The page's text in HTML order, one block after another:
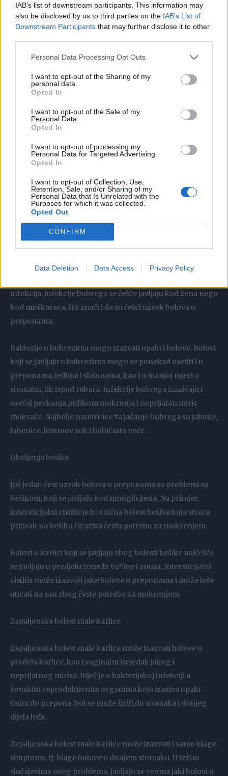
IAB’s list of downstream participants. This information may
also be disclosed by us to third parties on the IAB’s List of
Downstream Participants that may further disclose it to other
Personal Data Processing Opt Outs
I want to opt-out of the Sharing of my
personal data.
Opted In
I want to opt-out of the Sale of my
Personal Data.
Opted In
I want to opt-out of processing my
Personal Data for Targeted Advertising.
Opted In
I want to opt-out of Collection, Use,
Retention, Sale, and/or Sharing of my
Personal Data that Is Unrelated with the
Purposes for which it was collected.
Opted Out
CONFIRM
Data Deletion Data Access Privacy Policy
muškaraca i da izazovu iste simptome, mnogo su češće
kod žena. Ako je reč o urinarnoj infekciji, bol u preponama
Osim bolova u donjem stomaku, javlja se i česta potreba za
mokrenjem i peckanje prilikom mokrenja. Infekcije
urinarnog trakta izazivaju zamućenost urina i obično
gornjih mokraćnih organa, onda će se uz bol u preponama
vjerovatno javiti i bol u leđima.
Najbolji način da spriječite infekcije urinarnog trakta jeste
mokraći i lakše izbaciti toksine iz svog organizma. Možete
piti i malo sode bikarbone razmućene u vodi kako biste
ublažili kiselinu u urinu koja često stvara bolove.
Infekcije bubrega kao uzrok bola
Infekcije bubrega su još jedan čest uzrok bolova u
infekcija, infekcije bubrega se češće javljaju kod žena nego
kod muškaraca, što znači i da su češći uzrok bolova u
preponama.
Bakterije u bubrezima mogu izazvati upalu i bolove. Bolovi
koji se javljaju u bubrezima mogu se ponekad osetiti i u
preponama, leđima i slabinama, kao i u manjoj mjeri u
stomaku, tik ispod rebara. Infekcije bubrega izazivaju i
osećaj peckanja prilikom mokrenja i neprijatan miris
mokraće. Najbolje namirnice za jačanje bubrega su jabuke,
lubenice, limunov sok i bobičasto voće.
Oboljenja bešike
Još jedan čest uzrok bolova u preponama su problemi sa
bešikom, koji se javljaju kod mnogih žena. Na primjer,
intersticijalni cistitis je hronična bolest bešike koja stvara
pritisak na bešiku i izaziva čestu potrebu za mokrenjem.
Bolovi u karlici koji se javljaju zbog bolesti bešike najčešće
se javljaju u predjelu između va*ine i anusa. Intersticijalni
cistitis može izazvati jake bolove u preponama i može loše
uticati na san zbog česte potrebe za mokrenjem.
Zapaljenska bolest male karlice
Zapaljenska bolest male karlice može izazvati bolove u
predelu karlice, kao i vaginalni iscjedak jakog i
neprijatnog mirisa. Riječ je o bakterijskoj infekciji u
ženskim reproduktivnim organima koja izaziva upalu.
Osim do prepona, bol se može širiti do stomaka i donjeg
dijela leđa.
Zapaljenska bolest male karlice može izazvati i samo blage
simptome, tj. blage bolove u donjem stomaku. U težim
slučajevima ovog problema, javljaju se veoma jaki bolovi u